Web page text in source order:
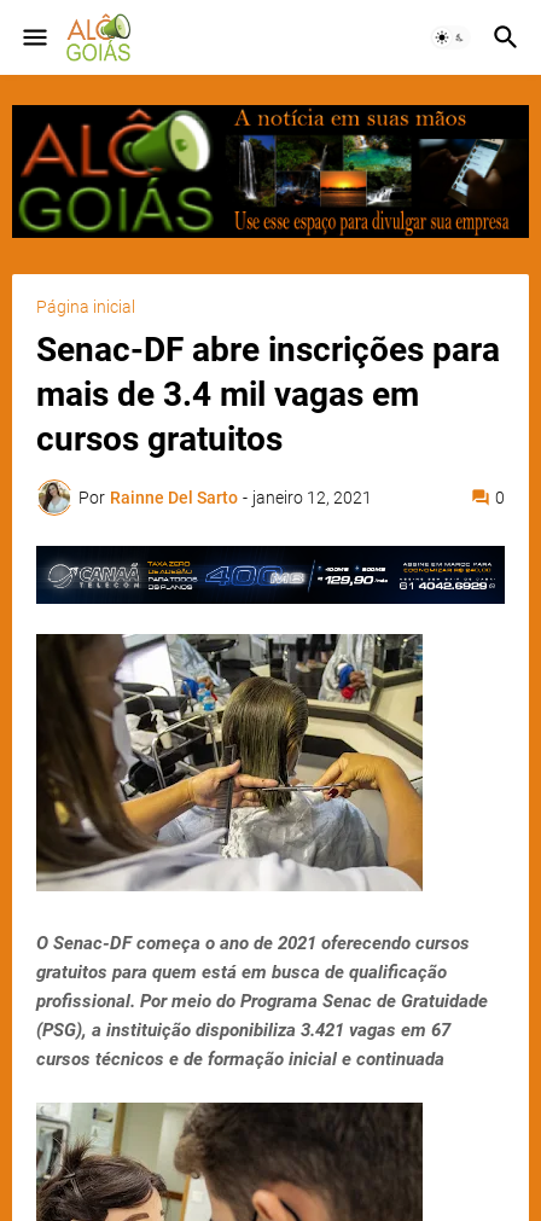
Página inicial
Senac-DF abre inscrições para
mais de 3.4 mil vagas em
cursos gratuitos
Por Rainne Del Sarto - janeiro 12, 2021 0
O Senac-DF começa o ano de 2021 oferecendo cursos
gratuitos para quem está em busca de qualificação
profissional. Por meio do Programa Senac de Gratuidade
(PSG), a instituição disponibiliza 3.421 vagas em 67
cursos técnicos e de formação inicial e continuada